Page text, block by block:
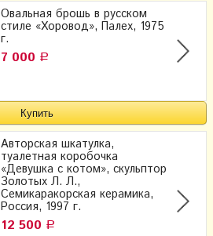
Овальная брошь в русском
стиле «Хоровод», Палех, 1975
г.
7 000 Р
Авторская шкатулка,
туалетная коробочка
«Девушка с котом», скульптор
Золотых Л. Л.,
Семикаракорская керамика,
Россия, 1997 г.
12 500 Р